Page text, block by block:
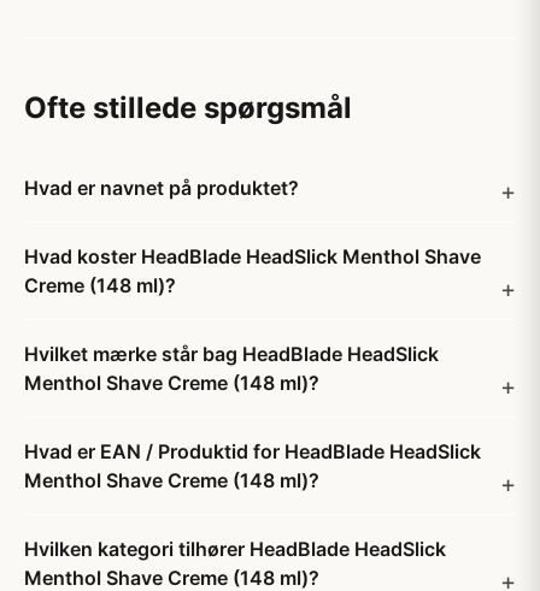
Ofte stillede spørgsmål
Hvad er navnet på produktet?
Hvad koster HeadBlade HeadSlick Menthol Shave
Creme (148 ml)?
Hvilket mærke står bag HeadBlade HeadSlick
Menthol Shave Creme (148 ml)?
Hvad er EAN / Produktid for HeadBlade HeadSlick
Menthol Shave Creme (148 ml)?
Hvilken kategori tilhører HeadBlade HeadSlick
Menthol Shave Creme (148 ml)?